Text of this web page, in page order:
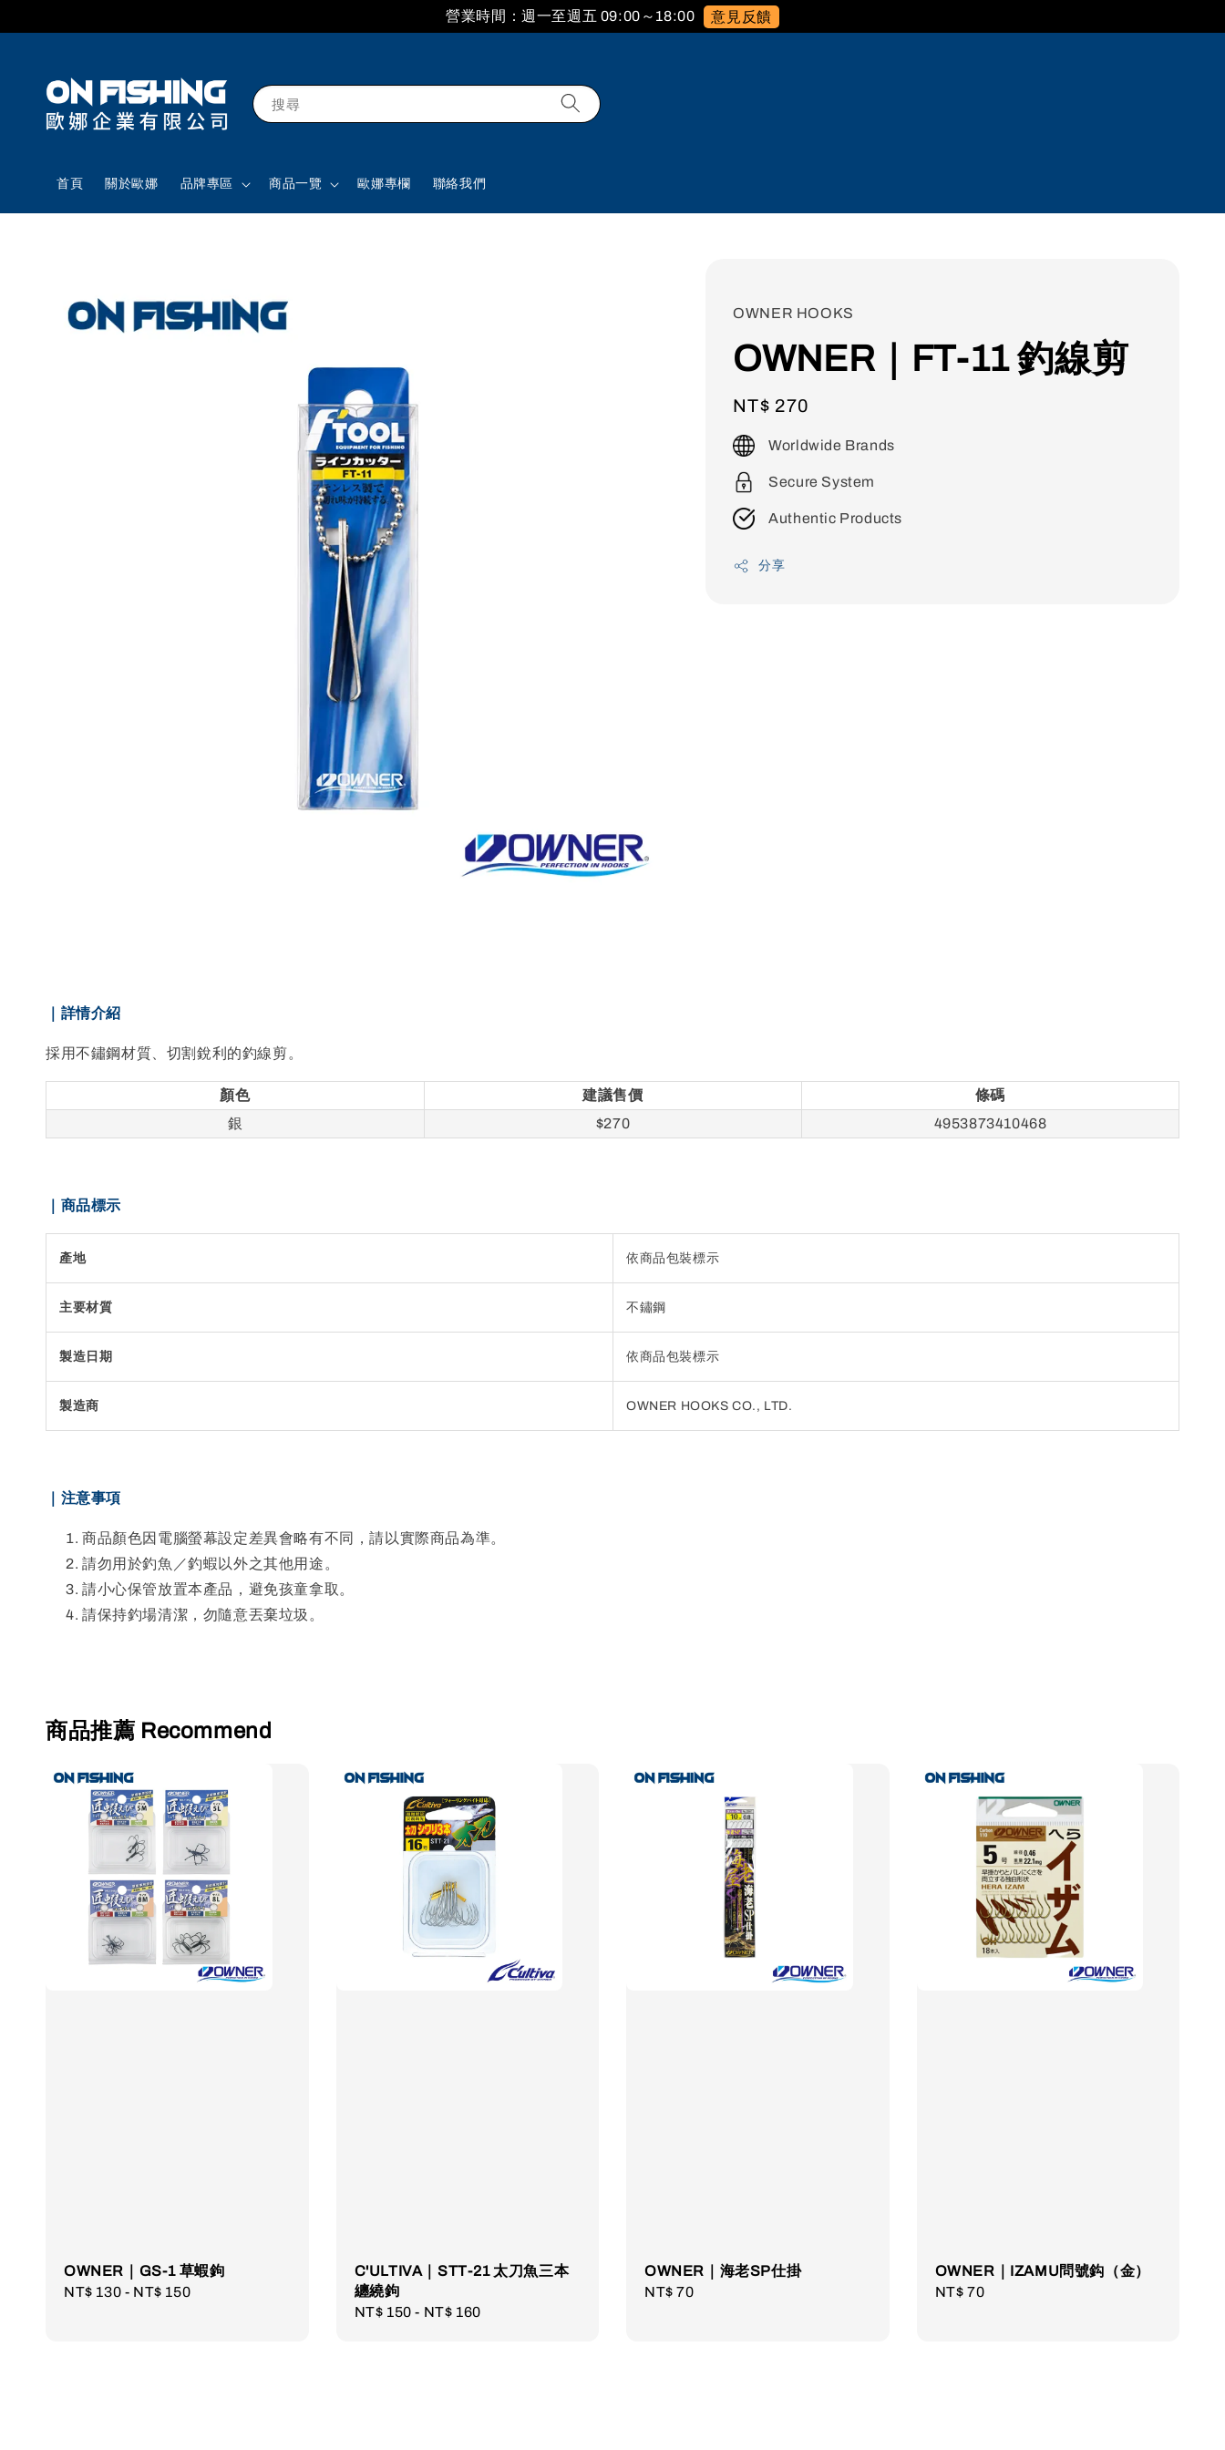
營業時間：週一至週五 09:00～18:00 意見反饋
搜尋
首頁 關於歐娜 品牌專區 商品一覽 歐娜專欄 聯絡我們
OWNER HOOKS
OWNER｜FT-11 釣線剪
Regular
price
NT$ 270
Worldwide Brands
Secure System
Authentic Products
分享
｜詳情介紹
採用不鏽鋼材質、切割銳利的釣線剪。
顏色 建議售價
條碼
銀
$270 4953873410468
｜商品標示
產地 依商品包裝標示
主要材質 不鏽鋼
製造日期 依商品包裝標示
製造商 OWNER HOOKS CO., LTD.
｜注意事項
商品顏色因電腦螢幕設定差異會略有不同，請以實際商品為準。
請勿用於釣魚／釣蝦以外之其他用途。
請小心保管放置本產品，避免孩童拿取。
請保持釣場清潔，勿隨意丟棄垃圾。
商品推薦 Recommend
OWNER｜GS-1 草蝦鉤
Regular
NT$ 130 - NT$ 150
C'ULTIVA｜STT-21 太刀魚三本
纏繞鉤
Regular
NT$ 150 - NT$ 160
OWNER｜海老SP仕掛
Regular
NT$ 70
OWNER｜IZAMU問號鈎（金）
Regular
NT$ 70